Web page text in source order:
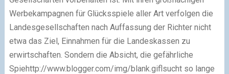
Werbekampagnen für Glücksspiele aller Art verfolgen die
Landesgesellschaften nach Auffassung der Richter nicht
etwa das Ziel, Einnahmen für die Landeskassen zu
erwirtschaften. Sondern die Absicht, die gefährliche
Spiehttp://www.blogger.com/img/blank.giflsucht so lange